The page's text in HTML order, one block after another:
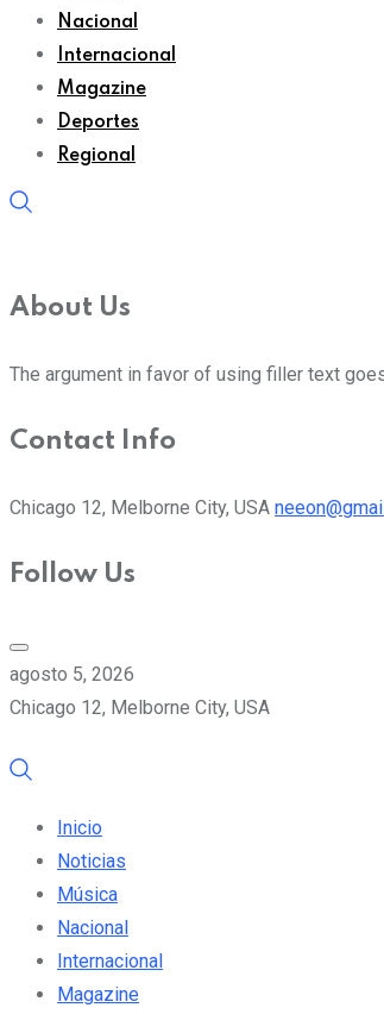
Nacional
Internacional
Magazine
Deportes
Regional
About Us
The argument in favor of using filler text
Contact Info
Chicago 12, Melborne City, USA
Follow Us
agosto 5, 2026
Chicago 12, Melborne City, USA
Inicio
Noticias
Música
Nacional
Internacional
Magazine